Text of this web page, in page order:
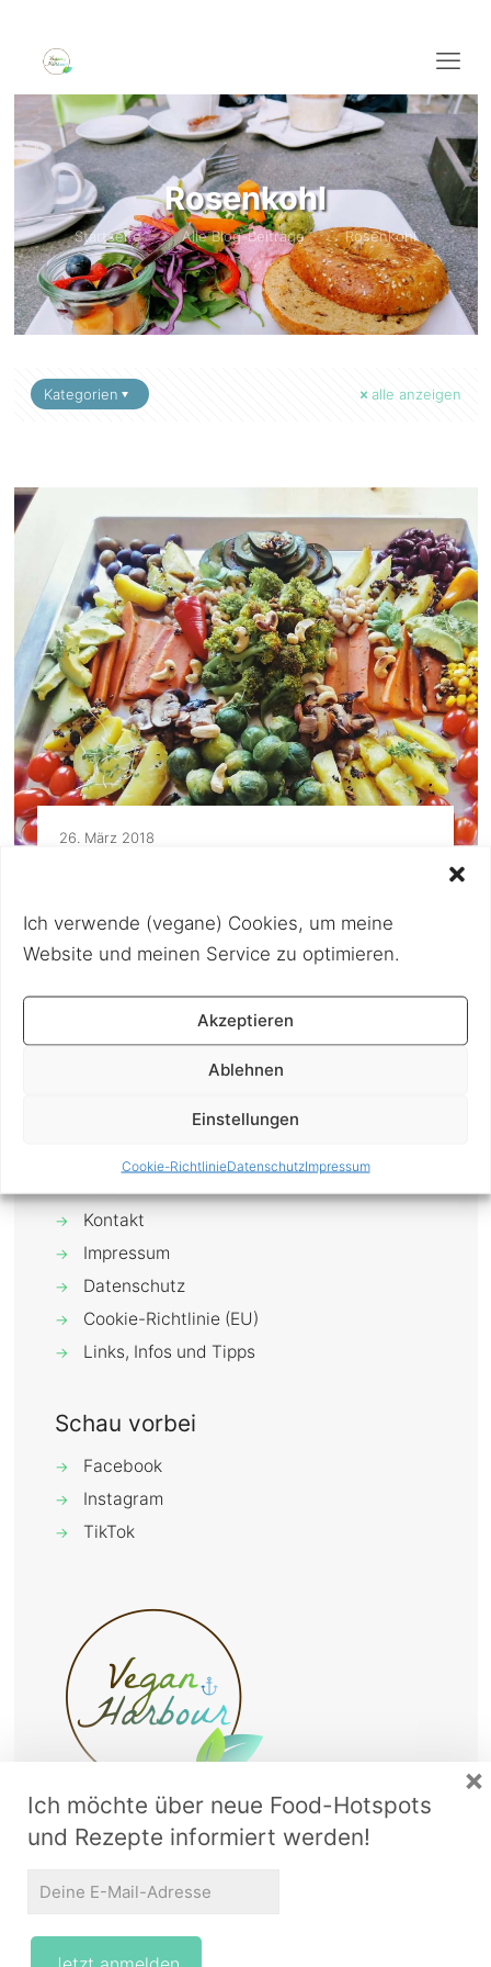
Ich verwende (vegane) Cookies, um meine
Website und meinen Service zu optimieren.
Akzeptieren
Ablehnen
Einstellungen
Cookie-RichtlinieDatenschutzImpressum
Rosenkohl
Startseite Alle Blog-Beiträge Rosenkohl
Kategorien alle anzeigen
26. März 2018
Da das Wetter in Wien nach wie vor nicht
Wochenende dazu[…]
→ Kontakt
→ Impressum
→ Datenschutz
→ Cookie-Richtlinie (EU)
→ Links, Infos und Tipps
Schau vorbei
→ Facebook
→ Instagram
→ TikTok
© 2016–2024 Vegan Harbour. All Rights Reserved.
Ich möchte über neue Food-Hotspots
und Rezepte informiert werden!
×